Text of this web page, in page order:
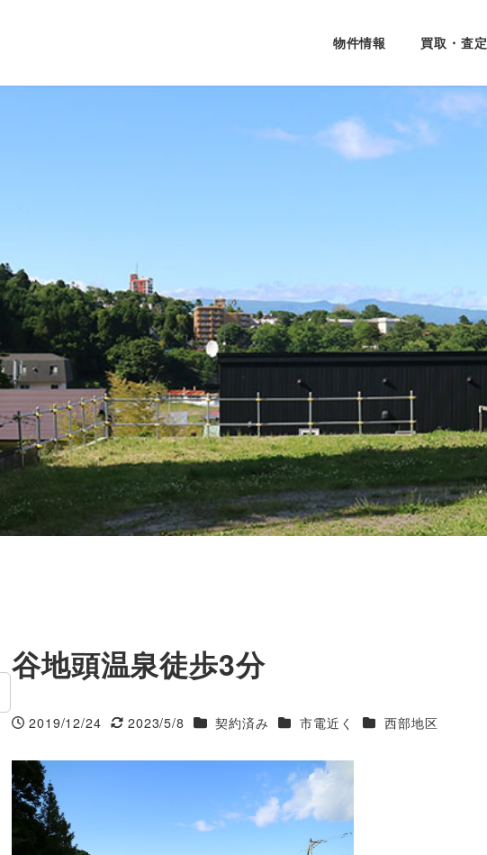
物件情報 買取・査定
谷地頭温泉徒歩3分
投稿日
2019/12/24
更新日
2023/5/8 カテゴリー
契約済み カテゴリー
市電近く カテゴリー
西部地区